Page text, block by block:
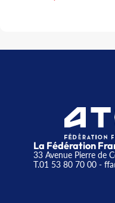
La Fédération
33 Avenue Pierre de
T.01 53 80 70 00-